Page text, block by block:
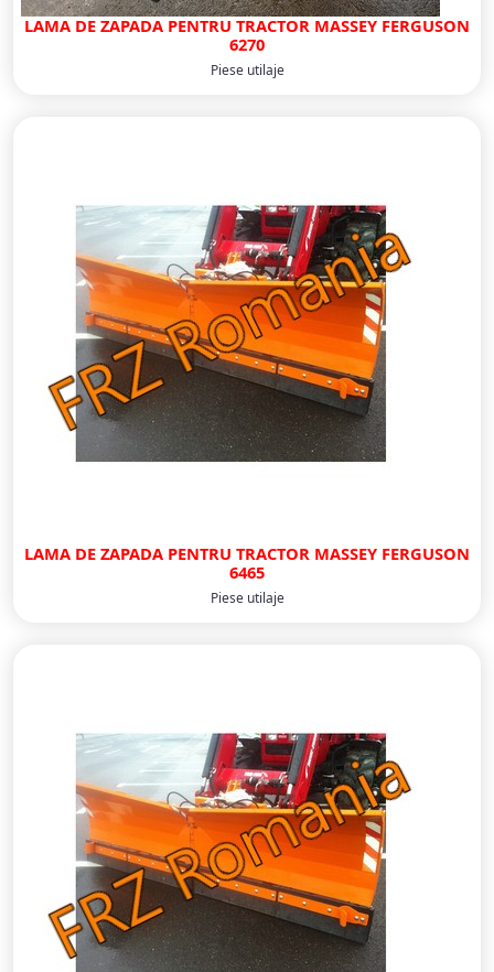
LAMA DE ZAPADA PENTRU TRACTOR MASSEY FERGUSON
6270
Piese utilaje
LAMA DE ZAPADA PENTRU TRACTOR MASSEY FERGUSON
6465
Piese utilaje